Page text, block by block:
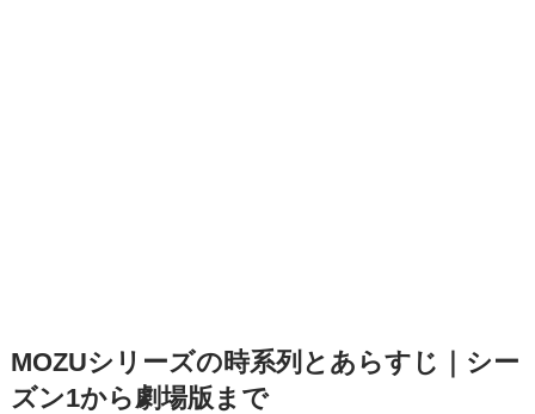
MOZUシリーズの時系列とあらすじ｜シー
ズン1から劇場版まで